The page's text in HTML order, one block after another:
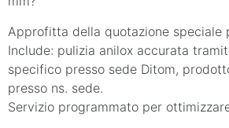
Approfitta della quotazione speciale
Include: pulizia anilox accurata
specifico presso sede Ditom,
presso ns. sede.
Servizio programmato per